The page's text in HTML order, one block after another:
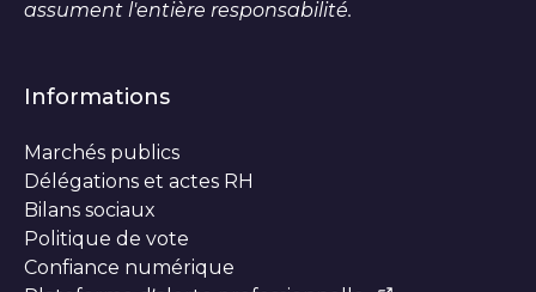
assument l'entière responsabilité.
Informations
Marchés publics
Délégations et actes RH
Bilans sociaux
Politique de vote
Confiance numérique